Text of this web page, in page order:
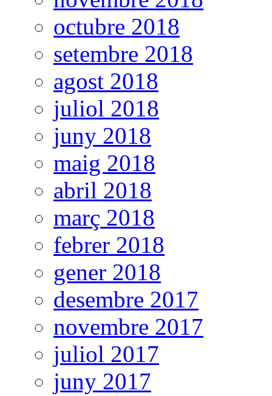
octubre 2018
setembre 2018
agost 2018
juliol 2018
juny 2018
maig 2018
abril 2018
març 2018
febrer 2018
gener 2018
desembre 2017
novembre 2017
juliol 2017
juny 2017